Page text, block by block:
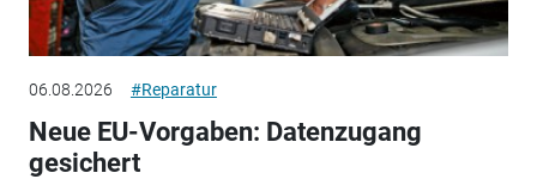
06.08.2026 #Reparatur
Neue EU-Vorgaben: Datenzugang
gesichert